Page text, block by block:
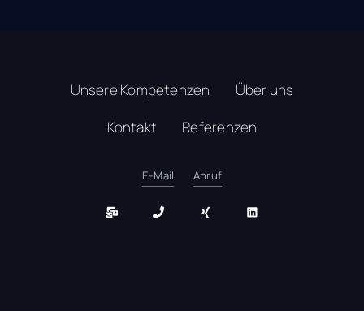
Unsere Kompetenzen
Über uns
Kontakt
Referenzen
E-Mail Anruf